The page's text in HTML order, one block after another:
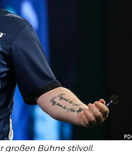
großen Bühne stilvoll.